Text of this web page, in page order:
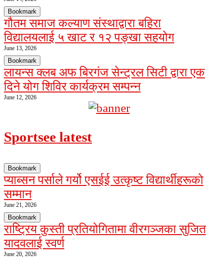
Bookmark
गौतम समाज कल्याण संस्थाद्वारा बहिरा
विद्यालयलाई ५ खाट र १२ पङ्खा सहयोग
June 13, 2026
Bookmark
लायन्स क्लब अफ बिरगंज सेन्ट्रल सिटी द्वारा एक
दिने योग शिविर कार्यक्रम सम्पन्न
June 12, 2026
Sportsee latest
Bookmark
प्याब्सन पर्साले गर्यो एसईई उत्कृष्ट विद्यार्थीहरूको
सम्मान
June 21, 2026
Bookmark
राष्ट्रिय कुस्ती प्रतियोगितामा वीरगञ्जका सुजित
यादवलाई स्वर्ण
June 20, 2026